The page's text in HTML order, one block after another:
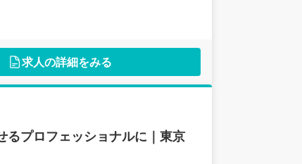
求人の詳細をみる
るプロフェッショナルに｜東京